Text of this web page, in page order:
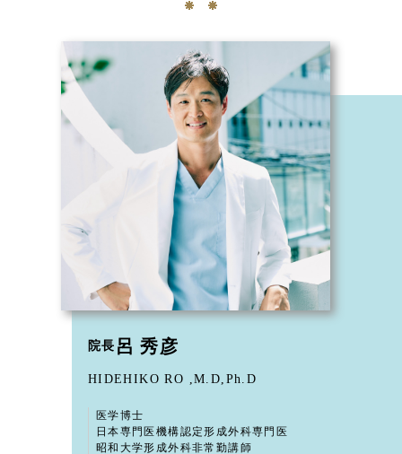
院長 呂 秀彦
HIDEHIKO RO ,M.D,Ph.D
医学博士
日本専門医機構認定形成外科専門医
昭和大学形成外科非常勤講師